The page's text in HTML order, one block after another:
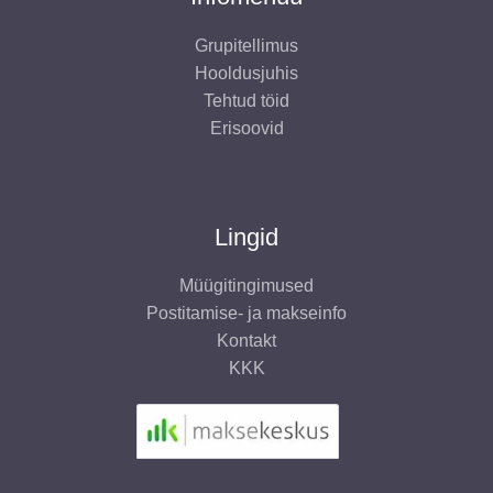
Grupitellimus
Hooldusjuhis
Tehtud töid
Erisoovid
Lingid
Müügitingimused
Postitamise- ja makseinfo
Kontakt
KKK